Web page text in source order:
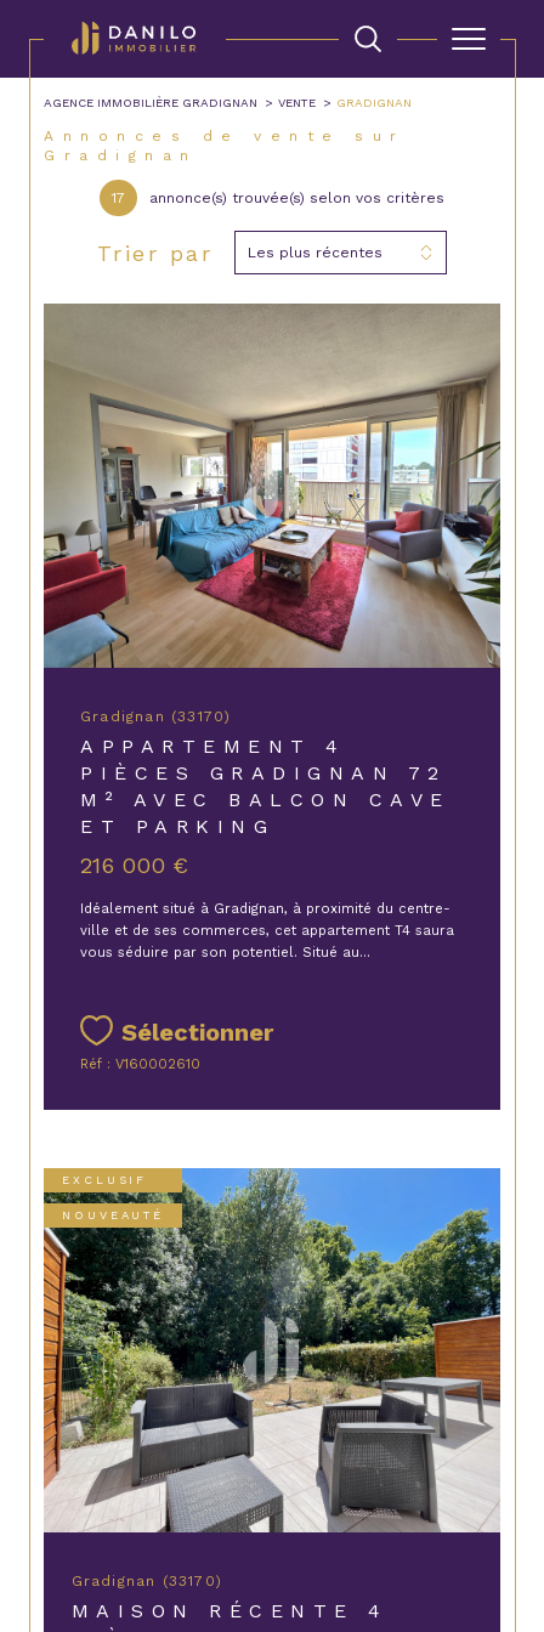
AGENCE IMMOBILIÈRE GRADIGNAN VENTE GRADIGNAN
Annonces de vente sur
Gradignan
17 annonce(s) trouvée(s) selon vos critères
Trier par Les plus récentes
Gradignan (33170)
APPARTEMENT 4
PIÈCES GRADIGNAN 72
M² AVEC BALCON CAVE
ET PARKING
216 000 €
Idéalement situé à Gradignan, à proximité du centre-
ville et de ses commerces, cet appartement T4 saura
vous séduire par son potentiel. Situé au...
Sélectionner
Réf : V160002610
Gradignan (33170)
MAISON RÉCENTE 4
EXCLUSIF
NOUVEAUTÉ